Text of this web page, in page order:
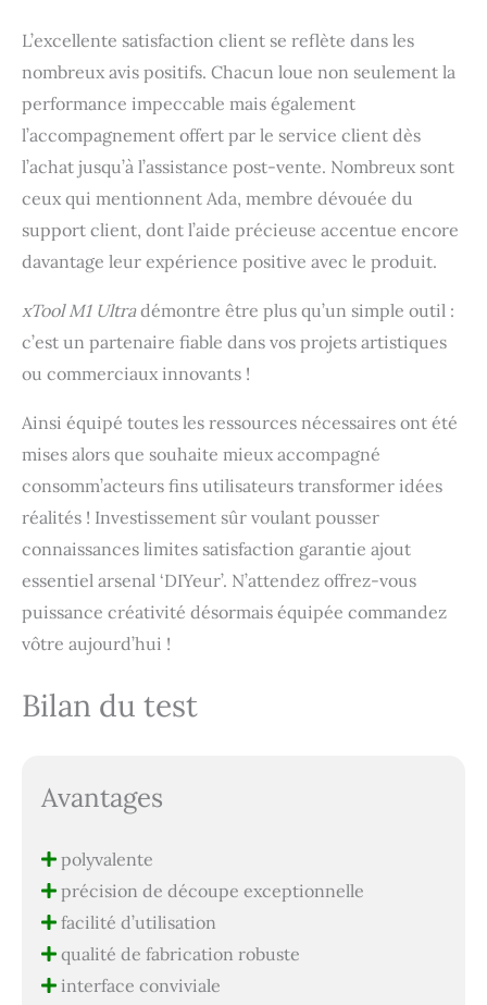
plastique. Que votre
gravure de précision, une
découpe en série à
grande vitesse ou une
impression couleur, la
M2 est parfaitement
adaptée pour donner vie
créatives.
L’excellente satisfaction client se reflète dans les
nombreux avis positifs. Chacun loue non seulement la
performance impeccable mais également
l’accompagnement offert par le service client dès
l’achat jusqu’à l’assistance post-vente. Nombreux sont
ceux qui mentionnent Ada, membre dévouée du
support client, dont l’aide précieuse accentue encore
davantage leur expérience positive avec le produit.
xTool M1 Ultradémontre être plus qu’un simple outil :
c’est un partenaire fiable dans vos projets artistiques
ou commerciaux innovants !
Ainsi équipé toutes les ressources nécessaires ont été
mises alors que souhaite mieux accompagné
consomm’acteurs fins utilisateurs transformer idées
réalités ! Investissement sûr voulant pousser
connaissances limites satisfaction garantie ajout
essentiel arsenal ‘DIYeur’. N’attendez offrez-vous
puissance créativité désormais équipée commandez
vôtre aujourd’hui !
Bilan du test
Avantages
polyvalente
précision de découpe exceptionnelle
facilité d’utilisation
qualité de fabrication robuste
interface conviviale